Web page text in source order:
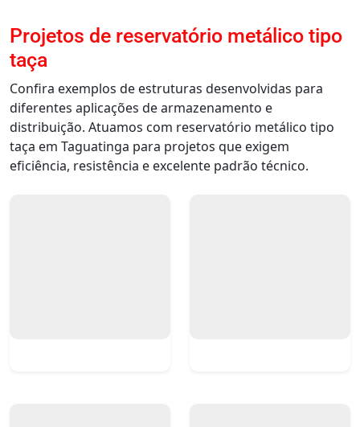
Projetos de reservatório metálico tipo
taça
Confira exemplos de estruturas desenvolvidas para
diferentes aplicações de armazenamento e
distribuição. Atuamos com reservatório metálico tipo
taça em Taguatinga para projetos que exigem
eficiência, resistência e excelente padrão técnico.